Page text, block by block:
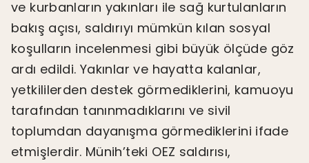
ve kurbanların yakınları ile sağ kurtulanların
bakış açısı, saldırıyı mümkün kılan sosyal
koşulların incelenmesi gibi büyük ölçüde göz
ardı edildi. Yakınlar ve hayatta kalanlar,
yetkililerden destek görmediklerini, kamuoyu
tarafından tanınmadıklarını ve sivil
toplumdan dayanışma görmediklerini ifade
etmişlerdir. Münih’teki OEZ saldırısı,